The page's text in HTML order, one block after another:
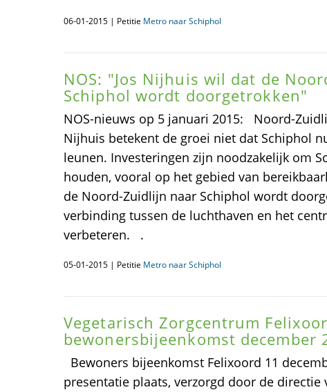
06-01-2015 | Petitie Metro naar Schiphol
NOS: "Jos Nijhuis wil dat de
Schiphol wordt doorgetrokken"
NOS-nieuws op 5 januari 2015: Noord-
Nijhuis betekent de groei niet dat Schiphol
leunen. Investeringen zijn noodzakelijk om
houden, vooral op het gebied van
de Noord-Zuidlijn naar Schiphol wordt
verbinding tussen de luchthaven en het
verbeteren. .
05-01-2015 | Petitie Metro naar Schiphol
Vegetarisch Zorgcentrum
bewonersbijeenkomst december
Bewoners bijeenkomst Felixoord 11
presentatie plaats, verzorgd door de directie